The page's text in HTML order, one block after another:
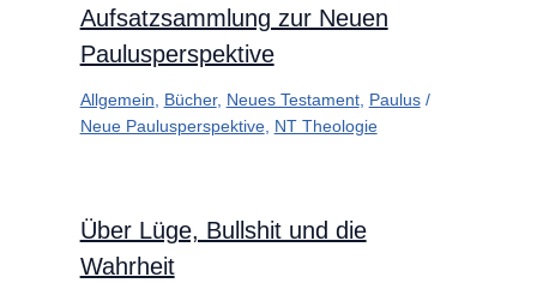
Aufsatzsammlung zur Neuen
Paulusperspektive
Allgemein Bücher, Neues Testament, Paulus/
Neue Paulusperspektive, NT Theologie
Über Lüge, Bullshit und die
Wahrheit